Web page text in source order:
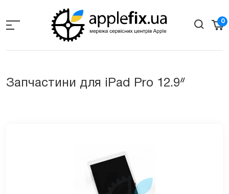
the
0
Запчастини для iPad Pro 12.9ᐥ